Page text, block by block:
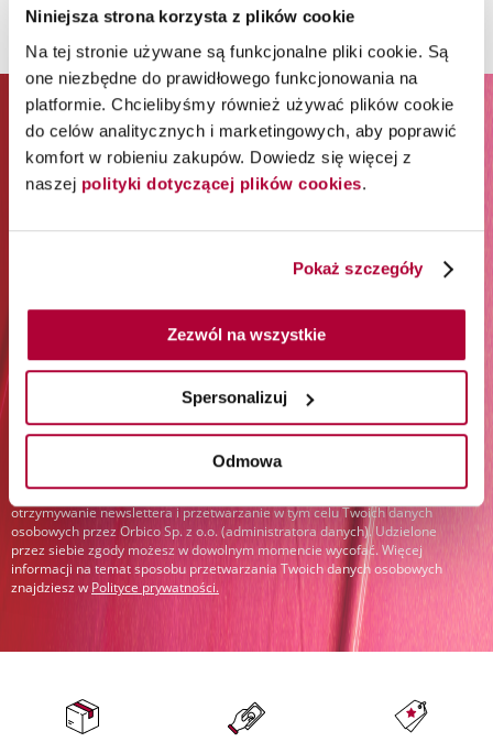
Niniejsza strona korzysta z plików cookie
Na tej stronie używane są funkcjonalne pliki cookie. Są
one niezbędne do prawidłowego funkcjonowania na
platformie. Chcielibyśmy również używać plików cookie
do celów analitycznych i marketingowych, aby poprawić
komfort w robieniu zakupów. Dowiedz się więcej z
naszej polityki dotyczącej plików cookies.
Pokaż szczegóły
Zezwól na wszystkie
Spersonalizuj
Odmowa
ZAPISZ SIĘ DO NEWSLETTERA I
ODBIERZ 65% RABATU NA
PIERWSZE ZAKUPY*
*Rabat jest jednorazowy. Obejmuje marki Wella
akcesoriów) i Londa Professional.
Zapisz się do newslettera:
Podając swój adres e-mail i klikając „Zapisz się”, wyrażasz zgodę na
otrzymywanie newslettera i przetwarzanie w tym celu Twoich danych
osobowych przez Orbico Sp. z o.o. (administratora danych). Udzielone
przez siebie zgody możesz w dowolnym momencie wycofać. Więcej
informacji na temat sposobu przetwarzania Twoich danych osobowych
znajdziesz w Polityce prywatności.